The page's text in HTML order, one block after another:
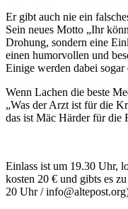
Er gibt auch nie ein
Sein neues Motto „Ihr
Drohung, sondern eine
einen humorvollen und
Einige werden dabei sogar
Wenn Lachen die beste
„Was der Arzt ist für die
das ist Mäc Härder für die
Einlass ist um 19.30 Uhr,
kosten 20 € und gibts es
20 Uhr /